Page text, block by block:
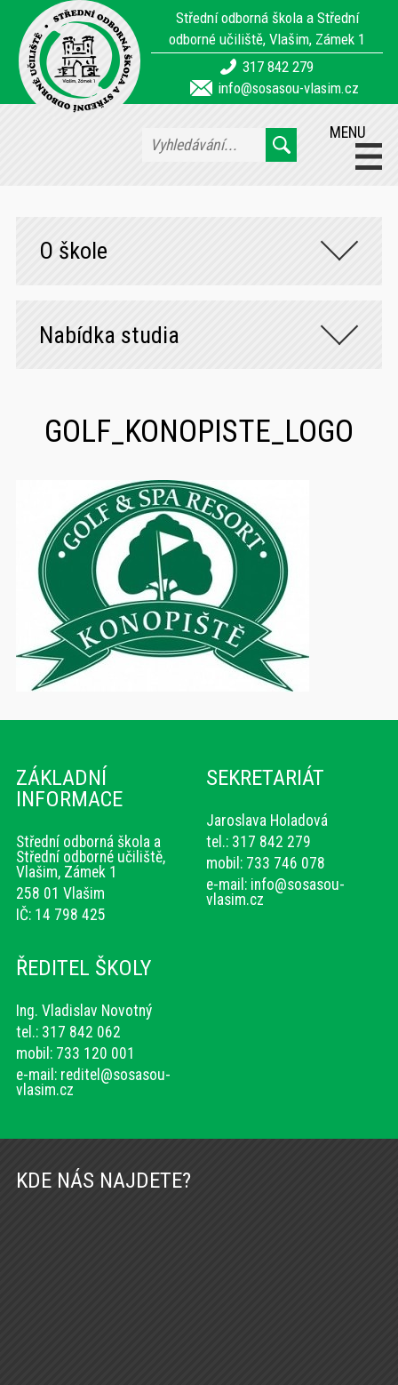
Střední odborná škola a Střední
odborné učiliště, Vlašim, Zámek 1
317 842 279
info@sosasou-vlasim.cz
MENU
O škole
Nabídka studia
GOLF_KONOPISTE_LOGO
ZÁKLADNÍ
INFORMACE
Střední odborná škola a
Střední odborné učiliště,
Vlašim, Zámek 1
258 01 Vlašim
IČ: 14 798 425
SEKRETARIÁT
Jaroslava Holadová
tel.: 317 842 279
mobil: 733 746 078
e-mail: info@sosasou-
vlasim.cz
ŘEDITEL ŠKOLY
Ing. Vladislav Novotný
tel.: 317 842 062
mobil: 733 120 001
e-mail: reditel@sosasou-
vlasim.cz
KDE NÁS NAJDETE?